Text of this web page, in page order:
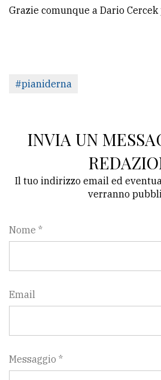
Grazie comunque a Dario
#pianiderna
INVIA UN
Il tuo indirizzo email ed
verranno
Nome *
Email
Messaggio *